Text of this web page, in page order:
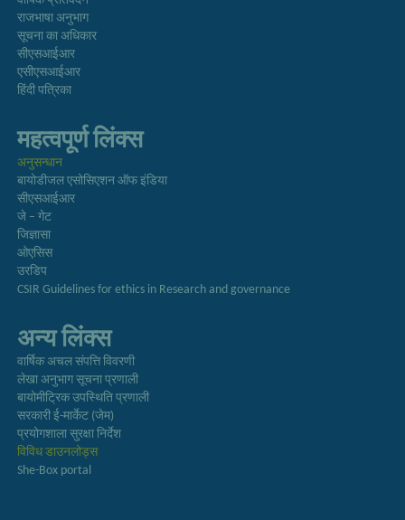
राजभाषा अनुभाग
सूचना का अधिकार
सीएसआईआर
एसीएसआईआर
हिंदी पत्रिका
महत्वपूर्ण लिंक्स
अनुसन्धान
बायोडीजल एसोसिएशन ऑफ इंडिया
सीएसआईआर
जे – गेट
जिज्ञासा
ओएसिस
उरडिप
CSIR Guidelines for ethics in Research and governance
अन्य लिंक्स
वार्षिक अचल संपत्ति विवरणी
लेखा अनुभाग सूचना प्रणाली
बायोमीट्रिक उपस्थिति प्रणाली
सरकारी ई-मार्केट (जेम)
प्रयोगशाला सुरक्षा निर्देश
विविध डाउनलोड्स
She-Box portal